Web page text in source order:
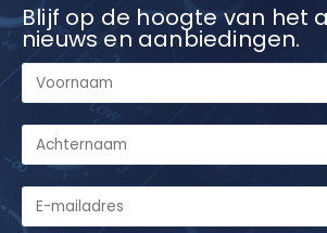
Blijf op de hoogte van het
nieuws en aanbiedingen.